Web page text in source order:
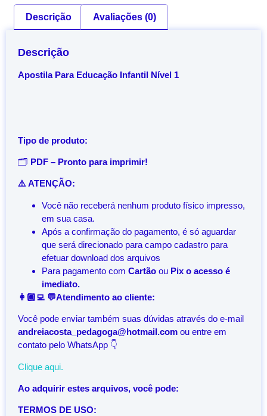
Descrição Avaliações (0)
Descrição
Apostila Para Educação Infantil Nível 1
Tipo de produto:
🗂️ PDF – Pronto para imprimir!
⚠️ ATENÇÃO:
Você não receberá nenhum produto físico impresso,
em sua casa.
Após a confirmação do pagamento, é só aguardar
que será direcionado para campo cadastro para
efetuar download dos arquivos
Para pagamento com Cartão ou Pix o acesso é
imediato.
👩🏽‍💻 💬Atendimento ao cliente:
Você pode enviar também suas dúvidas através do e-mail
andreiacosta_pedagoga@hotmail.com ou entre em
contato pelo WhatsApp 👇
Clique aqui.
Ao adquirir estes arquivos, você pode:
TERMOS DE USO: